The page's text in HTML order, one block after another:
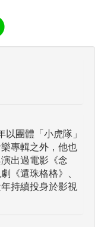
團體「小虎隊」
專輯之外，他也
出過電影《念
《還珠格格》、
持續投身於影視